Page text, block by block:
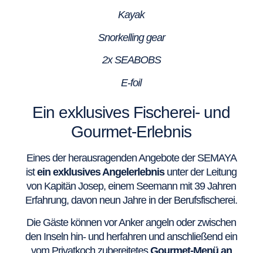
Kayak
Snorkelling gear
2x SEABOBS
E-foil
Ein exklusives Fischerei- und
Gourmet-Erlebnis
Eines der herausragenden Angebote der SEMAYA
istein exklusives Angelerlebnisunter der Leitung
von Kapitän Josep, einem Seemann mit 39 Jahren
Erfahrung, davon neun Jahre in der Berufsfischerei.
Die Gäste können vor Anker angeln oder zwischen
den Inseln hin- und herfahren und anschließend ein